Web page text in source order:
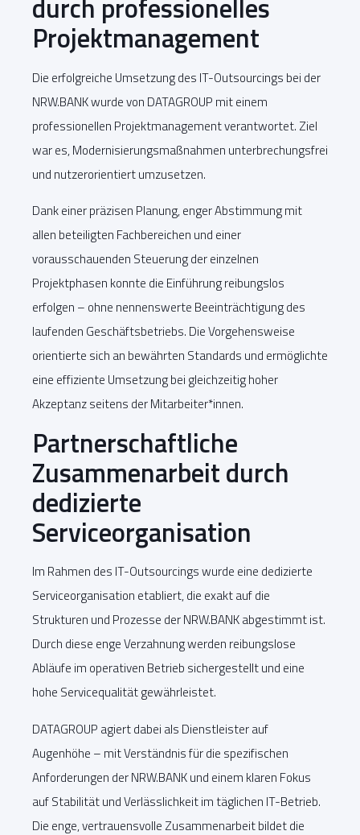
durch professionelles
Projektmanagement
Die erfolgreiche Umsetzung des IT-Outsourcings bei der
NRW.BANK wurde von DATAGROUP mit einem
professionellen Projektmanagement verantwortet. Ziel
war es, Modernisierungsmaßnahmen unterbrechungsfrei
und nutzerorientiert umzusetzen.
Dank einer präzisen Planung, enger Abstimmung mit
allen beteiligten Fachbereichen und einer
vorausschauenden Steuerung der einzelnen
Projektphasen konnte die Einführung reibungslos
erfolgen – ohne nennenswerte Beeinträchtigung des
laufenden Geschäftsbetriebs. Die Vorgehensweise
orientierte sich an bewährten Standards und ermöglichte
eine effiziente Umsetzung bei gleichzeitig hoher
Akzeptanz seitens der Mitarbeiter*innen.
Partnerschaftliche
Zusammenarbeit durch
dedizierte
Serviceorganisation
Im Rahmen des IT-Outsourcings wurde eine dedizierte
Serviceorganisation etabliert, die exakt auf die
Strukturen und Prozesse der NRW.BANK abgestimmt ist.
Durch diese enge Verzahnung werden reibungslose
Abläufe im operativen Betrieb sichergestellt und eine
hohe Servicequalität gewährleistet.
DATAGROUP agiert dabei als Dienstleister auf
Augenhöhe – mit Verständnis für die spezifischen
Anforderungen der NRW.BANK und einem klaren Fokus
auf Stabilität und Verlässlichkeit im täglichen IT-Betrieb.
Die enge, vertrauensvolle Zusammenarbeit bildet die